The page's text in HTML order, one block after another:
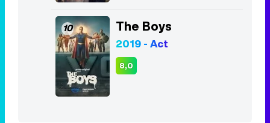
10 The Boys
2019 - Act
8,0